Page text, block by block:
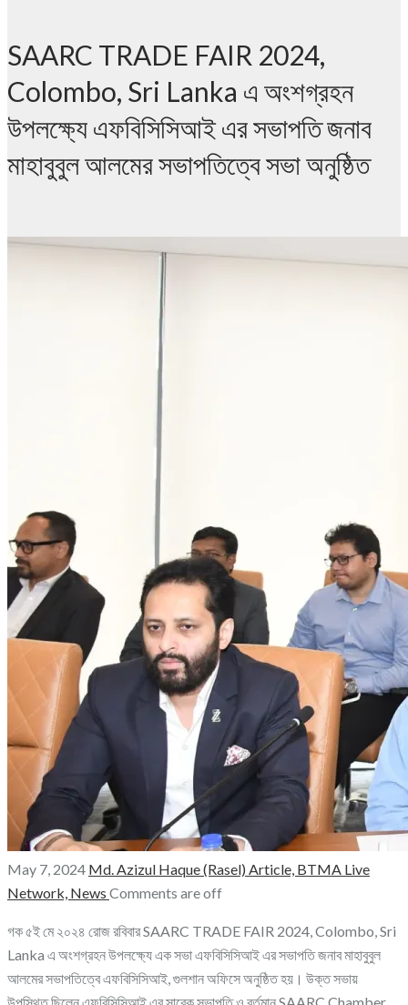
SAARC TRADE FAIR 2024,
Colombo, Sri Lanka এ অংশগ্রহন
উপলক্ষ্যে এফবিসিসিআই এর সভাপতি জনাব
মাহাবুবুল আলমের সভাপতিত্বে সভা অনুষ্ঠিত
May 7, 2024 Md. Azizul Haque (Rasel) Article, BTMA Live
Network, News Comments are off
গক ৫ই মে ২০২৪ রোজ রবিবার SAARC TRADE FAIR 2024, Colombo, Sri
Lanka এ অংশগ্রহন উপলক্ষ্যে এক সভা এফবিসিসিআই এর সভাপতি জনাব মাহাবুবুল
আলমের সভাপতিত্বে এফবিসিসিআই, গুলশান অফিসে অনুষ্ঠিত হয়। উক্ত সভায়